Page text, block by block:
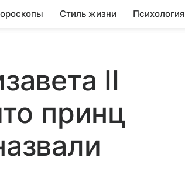
Стиль жизни Психология
II
принц